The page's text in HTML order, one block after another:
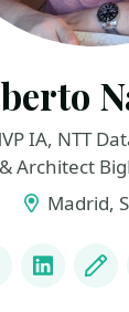
IA, NTT
& Architect
Madrid,
LinkedIn